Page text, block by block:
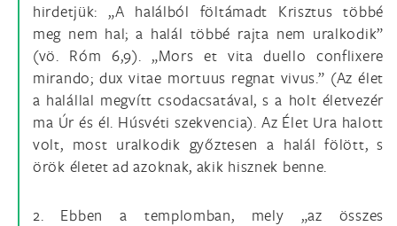
hirdetjük: „A halálból föltámadt Krisztus többé
meg nem hal; a halál többé rajta nem uralkodik”
(vö. Róm 6,9). „Mors et vita duello conflixere
mirando; dux vitae mortuus regnat vivus.” (Az élet
a halállal megvítt csodacsatával, s a holt életvezér
ma Úr és él. Húsvéti szekvencia). Az Élet Ura halott
volt, most uralkodik győztesen a halál fölött, s
örök életet ad azoknak, akik hisznek benne.
2. Ebben a templomban, mely „az összes